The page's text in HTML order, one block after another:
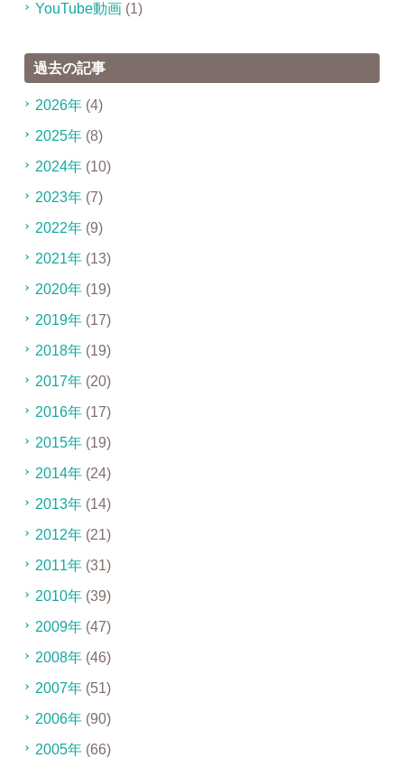
YouTube動画(1)
過去の記事
2026年(4)
2025年(8)
2024年(10)
2023年(7)
2022年(9)
2021年(13)
2020年(19)
2019年(17)
2018年(19)
2017年(20)
2016年(17)
2015年(19)
2014年(24)
2013年(14)
2012年(21)
2011年(31)
2010年(39)
2009年(47)
2008年(46)
2007年(51)
2006年(90)
2005年(66)